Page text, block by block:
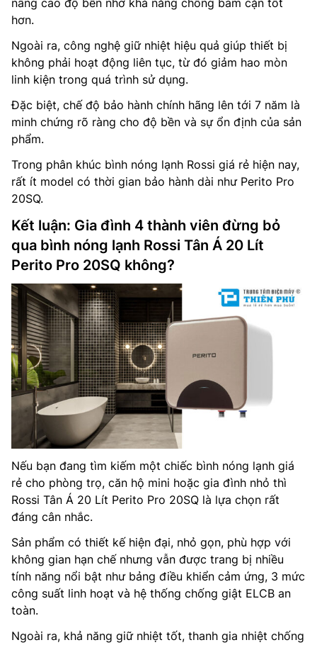
hơn.
Ngoài ra, công nghệ giữ nhiệt hiệu quả giúp thiết bị
không phải hoạt động liên tục, từ đó giảm hao mòn
linh kiện trong quá trình sử dụng.
Đặc biệt, chế độ bảo hành chính hãng lên tới 7 năm là
minh chứng rõ ràng cho độ bền và sự ổn định của sản
phẩm.
Trong phân khúc bình nóng lạnh Rossi giá rẻ hiện nay,
rất ít model có thời gian bảo hành dài như Perito Pro
20SQ.
Kết luận: Gia đình 4 thành viên đừng bỏ
qua bình nóng lạnh Rossi Tân Á 20 Lít
Perito Pro 20SQ không?
Nếu bạn đang tìm kiếm một chiếc bình nóng lạnh giá
rẻ cho phòng trọ, căn hộ mini hoặc gia đình nhỏ thì
Rossi Tân Á 20 Lít Perito Pro 20SQ là lựa chọn rất
đáng cân nhắc.
Sản phẩm có thiết kế hiện đại, nhỏ gọn, phù hợp với
không gian hạn chế nhưng vẫn được trang bị nhiều
tính năng nổi bật như bảng điều khiển cảm ứng, 3 mức
công suất linh hoạt và hệ thống chống giật ELCB an
toàn.
Ngoài ra, khả năng giữ nhiệt tốt, thanh gia nhiệt chống